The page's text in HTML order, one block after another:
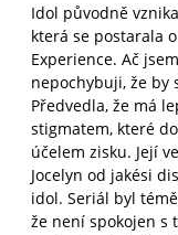
Idol původně
která se postarala
Experience. Ač
nepochybuji, že by
Předvedla, že má
stigmatem, které
účelem zisku. Její
Jocelyn od jakési
idol. Seriál byl
že není spokojen s